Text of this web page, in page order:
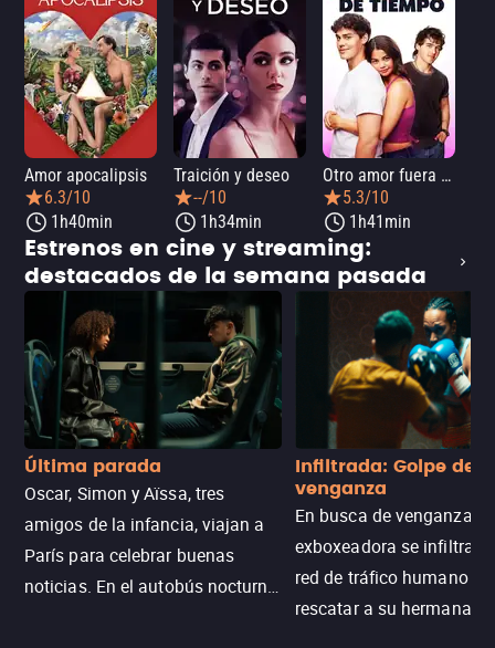
Amor apocalipsis
6.3/10
1h40min
Traición y deseo
--/10
1h34min
Otro amor fuera de tiempo
5.3/10
1h41min
Estrenos en cine y streaming:
destacados de la semana pasada
Última parada
Oscar, Simon y Aïssa, tres
amigos de la infancia, viajan a
París para celebrar buenas
noticias. En el autobús nocturno
Infiltrada: Golpe de
venganza
En busca de venganza,
exboxeadora se infiltra
red de tráfico humano
rescatar a su hermana